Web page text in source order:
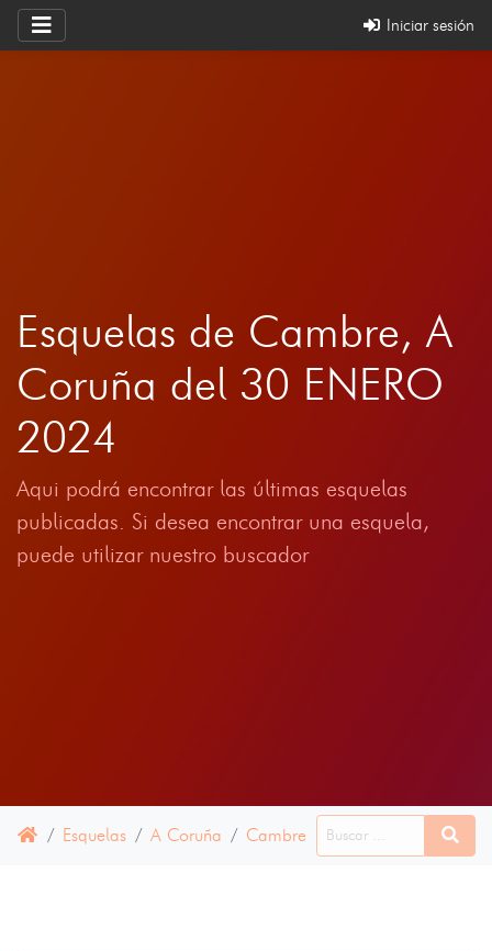
Iniciar sesión
Esquelas de Cambre, A
Coruña del 30 ENERO
2024
Aqui podrá encontrar las últimas esquelas
publicadas. Si desea encontrar una esquela,
puede utilizar nuestro buscador
Esquelas A Coruña Cambre 30 ENERO 2024